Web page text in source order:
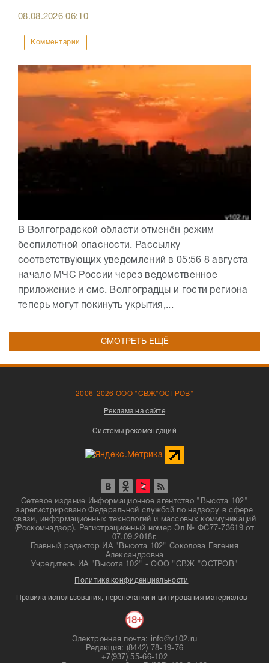
08.08.202606:10
Комментарии
В Волгоградской области отменён режим
беспилотной опасности. Рассылку
соответствующих уведомлений в 05:56 8 августа
начало МЧС России через ведомственное
приложение и смс. Волгоградцы и гости региона
теперь могут покинуть укрытия,...
СМОТРЕТЬ ЕЩЁ
2006-2026 ООО "СВЖ"ОСТРОВ"
Реклама на сайте
Системы рекомендаций
Сетевое издание Информационное агентство "Высота 102"
зарегистрировано Федеральной службой по надзору в сфере
связи, информационных технологий и массовых коммуникаций
(Роскомнадзор). Регистрационный номер Эл № ФС77-73619 от
07.09.2018г.
Главный редактор ИА "Высота 102" Соколова Евгения
Александровна
Учредитель ИА "Высота 102" - ООО "СВЖ "ОСТРОВ"
Политика конфиденциальности
Правила использования, перепечатки и цитирования материалов
Электронная почта: info@v102.ru
Редакция: (8442) 78-19-76
+7(937) 55-66-102